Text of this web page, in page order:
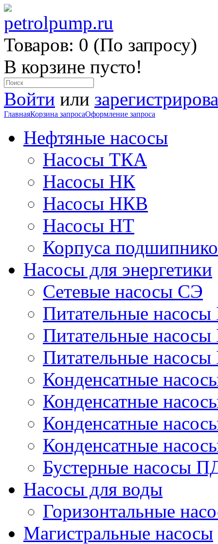
Товаров: 0 (По запросу)
В корзине пусто!
Войти или
ГлавнаяКорзина запросаОформление запроса
Нефтяные насосы
Насосы ТКА
Насосы НК
Насосы НКВ
Насосы НТ
Корпуса
Насосы для энергетики
Сетевые насосы СЭ
Питательные
Питательные
Питательные
Конденсатные
Конденсатные
Конденсатные
Конденсатные
Бустерные насосы
Насосы для воды
Горизонтальные
Магистральные насосы